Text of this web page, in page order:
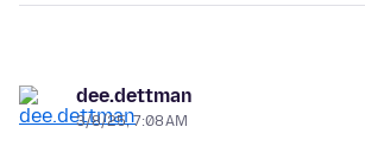
dee.dettman
3/8/25, 7:08 AM